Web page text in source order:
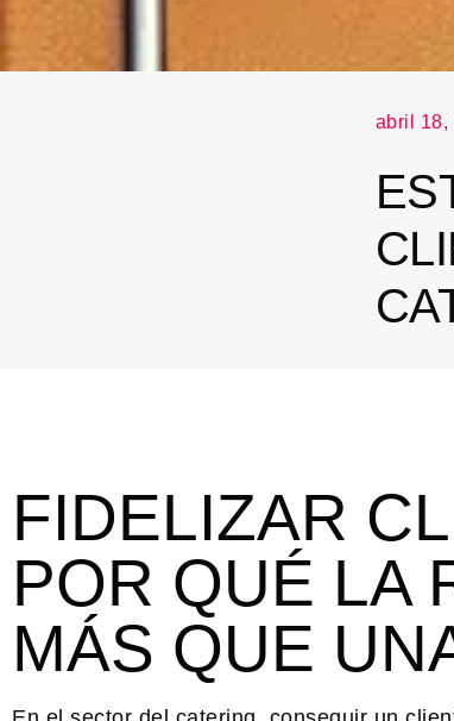
abril 18,
FIDELIZAR
POR QUÉ LA
MÁS QUE